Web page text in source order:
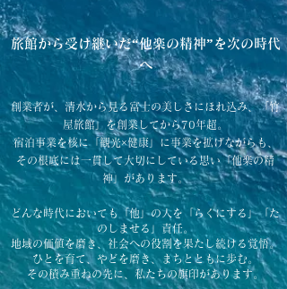
旅館から受け継いだ“他楽の精神”を次の時代
へ
創業者が、清水から見る富士の美しさにほれ込み、「竹
屋旅館」を創業してから70年超。
宿泊事業を核に「観光×健康」に事業を拡げながらも、
その根底には一貫して大切にしている思い「他楽の精
神」があります。
どんな時代においても「他」の人を「らくにする」「た
のしませる」責任。
地域の価値を磨き、社会への役割を果たし続ける覚悟。
ひとを育て、やどを磨き、まちとともに歩む。
その積み重ねの先に、私たちの旗印があります。